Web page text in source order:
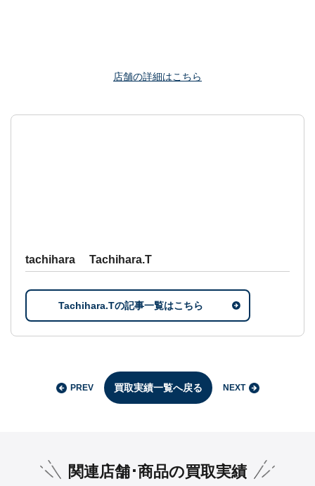
店舗の詳細はこちら
tachihara Tachihara.T
Tachihara.Tの記事一覧はこちら
PREV 買取実績一覧へ戻る NEXT
関連店舗･商品の買取実績